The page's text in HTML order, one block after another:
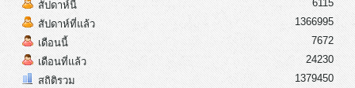
สัปดาห์นี้
สัปดาห์ที่แล้ว
เดือนนี้
เดือนที่แล้ว
สถิติรวม
6115
1366995
7672
24230
1379450